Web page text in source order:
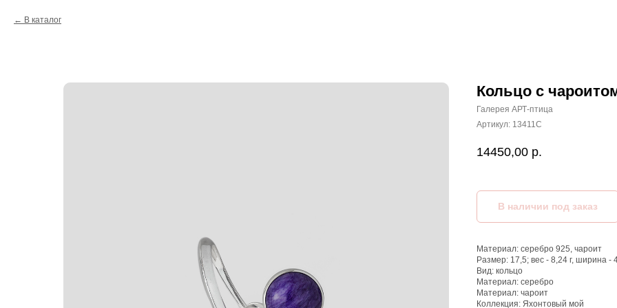
В каталог
Кольцо с
Галерея АРТ-птица
Артикул: 13411С
14450,00 р.
Материал: серебро 925, чароит
Размер: 17,5; вес - 8,24 г, ширина -
Вид: кольцо
Материал: серебро
Материал: чароит
Коллекция: Яхонтовый мой